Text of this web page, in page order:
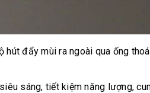
hút đẩy mùi ra ngoài qua ống
sáng, tiết kiệm năng lượng,